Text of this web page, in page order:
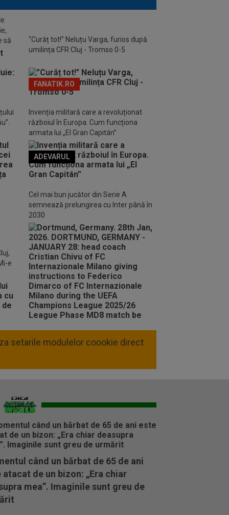
să
"Curăț tot!" Neluțu Varga, furios după
umilința CFR Cluj - Tromso 0-5
FANATIK.RO
Invenția militară care a revoluționat
războiul în Europa. Cum funcționa
armata lui „El Gran Capitán”
ADEVARUL
e
Cel mai bun jucător din Serie A
semnează prelungirea cu Inter până în
2030
setarile modulelor coookie direct
când un bărbat de 65 de ani
atacat de un bizon: „Era chiar
mea”. Imaginile sunt greu de